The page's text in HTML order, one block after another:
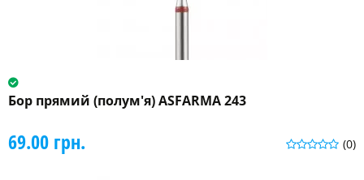
Бор прямий (полум'я) ASFARMA 243
(0)
69.00 грн.